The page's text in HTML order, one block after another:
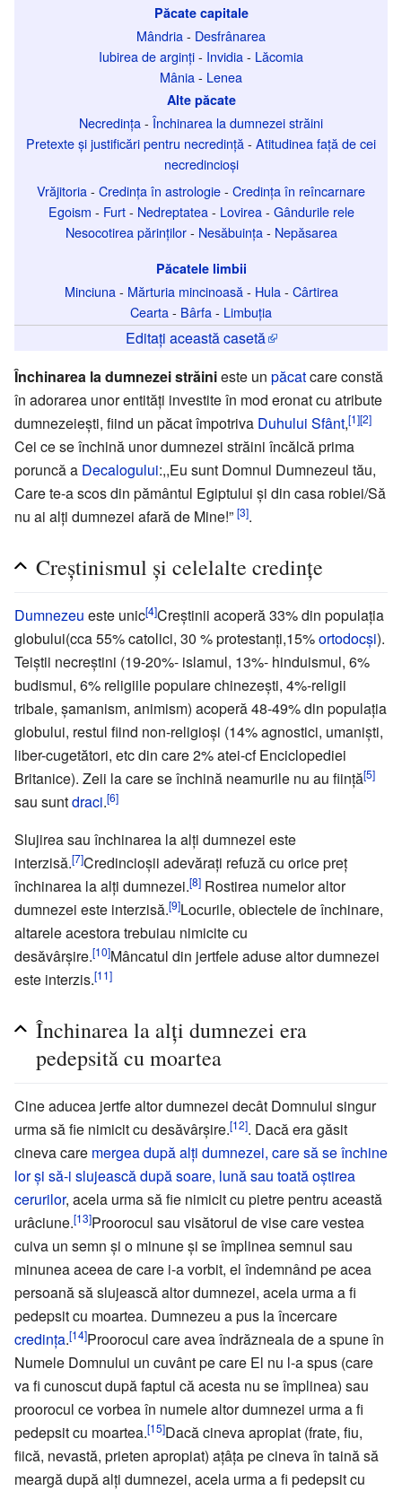
Păcate capitale
Mândria- Desfrânarea
Iubirea de arginți- Invidia- Lăcomia
Mânia- Lenea
Alte păcate
Necredința- Închinarea la dumnezei străini
Pretexte și justificări pentru necredință- Atitudinea față de cei
necredincioși
Vrăjitoria- Credința în astrologie- Credința în reîncarnare
Egoism - Furt- Nedreptatea- Lovirea- Gândurile rele
Nesocotirea părinților- Nesăbuința- Nepăsarea
Păcatele limbii
Minciuna- Mărturia mincinoasă- Hula- Cârtirea
Cearta- Bârfa- Limbuția
Editați această casetă
Închinarea la dumnezei străinieste un păcatcare constă
în adorarea unor entităţi investite în mod eronat cu atribute
dumnezeieşti, fiind un păcat împotriva Duhului Sfânt,[1][2]
Cei ce se închină unor dumnezei străini încălcă prima
poruncă a Decalogului:,,Eu sunt Domnul Dumnezeul tău,
Care te-a scos din pământul Egiptului şi din casa robiei/Să
nu ai alţi dumnezei afară de Mine!” [3].
Creştinismul şi celelalte credinţe
Dumnezeu este unic[4]Creştinii acoperă 33% din populaţia
globului(cca 55% catolici, 30 % protestanţi,15%ortodocşi).
Teiştii necreştini (19-20%- islamul, 13%- hinduismul, 6%
budismul, 6% religiile populare chinezeşti, 4%-religii
tribale, şamanism, animism) acoperă 48-49% din populaţia
globului, restul fiind non-religioşi (14% agnostici, umanişti,
liber-cugetători, etc din care 2% atei-cf Enciclopediei
Britanice). Zeii la care se închină neamurile nu au fiinţă[5]
sau suntdraci.[6]
Slujirea sau închinarea la alţi dumnezei este
interzisă.[7]Credincioşii adevăraţi refuză cu orice preţ
închinarea la alţi dumnezei.[8] Rostirea numelor altor
dumnezei este interzisă.[9]Locurile, obiectele de închinare,
altarele acestora trebuiau nimicite cu
desăvârşire.[10]Mâncatul din jertfele aduse altor dumnezei
este interzis.[11]
Închinarea la alţi dumnezei era
pedepsită cu moartea
Cine aducea jertfe altor dumnezei decât Domnului singur
urma să fie nimicit cu desăvârşire.[12]. Dacă era găsit
cineva care mergea după alţi dumnezei, care să se închine
lor şi să-i slujească după soare, lună sau toată oştirea
cerurilor, acela urma să fie nimicit cu pietre pentru această
urâciune.[13]Proorocul sau visătorul de vise care vestea
cuiva un semn şi o minune şi se împlinea semnul sau
minunea aceea de care i-a vorbit, el îndemnând pe acea
persoană să slujească altor dumnezei, acela urma a fi
pedepsit cu moartea. Dumnezeu a pus la încercare
credinţa.[14]Proorocul care avea îndrăzneala de a spune în
Numele Domnului un cuvânt pe care El nu l-a spus (care
va fi cunoscut după faptul că acesta nu se împlinea) sau
proorocul ce vorbea în numele altor dumnezei urma a fi
pedepsit cu moartea.[15]Dacă cineva apropiat (frate, fiu,
fiică, nevastă, prieten apropiat) aţâţa pe cineva în taină să
meargă după alţi dumnezei, acela urma a fi pedepsit cu